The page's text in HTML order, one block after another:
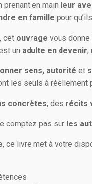
prenant en main leur
en famille pour
cet ouvrage vous
un adulte en devenir,
sens, autorité et
les seuls à réellement
concrètes, des récits
comptez pas sur les
, ce livre met à votre